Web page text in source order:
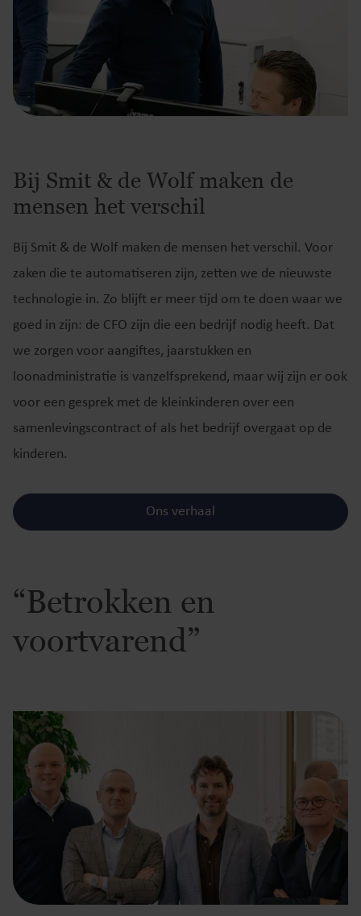
Bij Smit & de Wolf maken de
mensen het verschil
Bij Smit & de Wolf maken de mensen het verschil. Voor
zaken die te automatiseren zijn, zetten we de nieuwste
technologie in. Zo blijft er meer tijd om te doen waar we
goed in zijn: de CFO zijn die een bedrijf nodig heeft. Dat
we zorgen voor aangiftes, jaarstukken en
loonadministratie is vanzelfsprekend, maar wij zijn er ook
voor een gesprek met de kleinkinderen over een
samenlevingscontract of als het bedrijf overgaat op de
kinderen.
Ons verhaal
“Betrokken en
voortvarend”